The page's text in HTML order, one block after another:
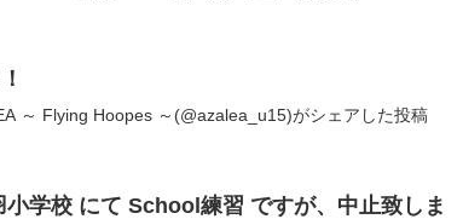
～ Flying Hoopes ～(@azalea_u15)がシェアした投稿
学校 にて School練習 ですが、中止致しま